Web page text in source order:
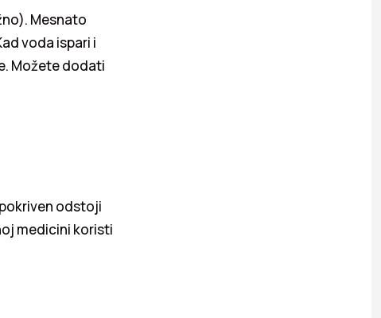
Mesnato
voda ispari i
Možete dodati
odstoji
medicini koristi